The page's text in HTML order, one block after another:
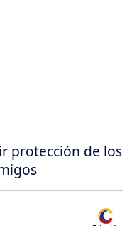
protección de los